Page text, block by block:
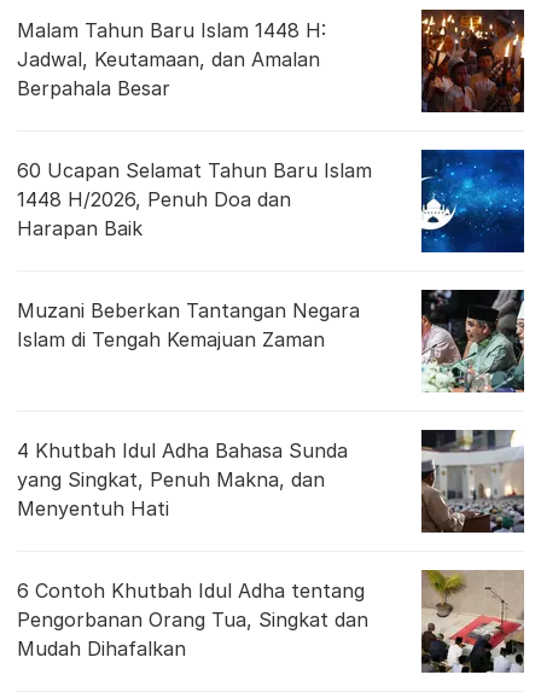
Malam Tahun Baru Islam 1448 H:
Jadwal, Keutamaan, dan Amalan
Berpahala Besar
60 Ucapan Selamat Tahun Baru Islam
1448 H/2026, Penuh Doa dan
Harapan Baik
Muzani Beberkan Tantangan Negara
Islam di Tengah Kemajuan Zaman
4 Khutbah Idul Adha Bahasa Sunda
yang Singkat, Penuh Makna, dan
Menyentuh Hati
6 Contoh Khutbah Idul Adha tentang
Pengorbanan Orang Tua, Singkat dan
Mudah Dihafalkan